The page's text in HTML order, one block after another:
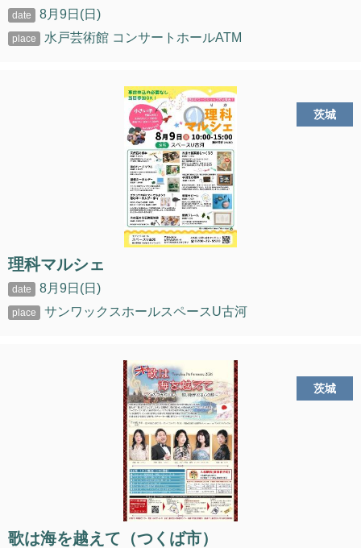
8月9日(日)
水戸芸術館 コンサートホールATM
茨城
理科マルシェ
8月9日(日)
サンワックスホールスペースU古河
茨城
歌は海を越えて（つくば市）